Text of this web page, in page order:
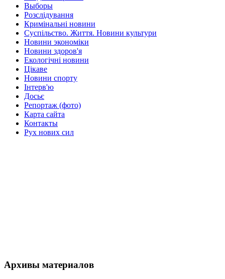
Выборы
Розслідування
Кримінальні новини
Суспільство. Життя. Новини культури
Новини экономіки
Новини здоров'я
Екологічні новини
Цікаве
Новини спорту
Інтерв'ю
Досьє
Репортаж (фото)
Карта сайта
Контакты
Рух нових сил
Архивы материалов